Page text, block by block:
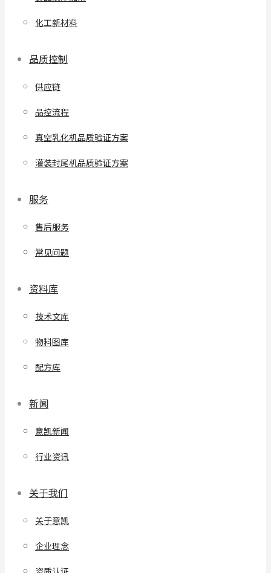
化工新材料
品质控制
供应链
品控流程
真空乳化机品质验证方案
灌装封尾机品质验证方案
服务
售后服务
常见问题
资料库
技术文库
物料图库
配方库
新闻
意凯新闻
行业资讯
关于我们
关于意凯
企业理念